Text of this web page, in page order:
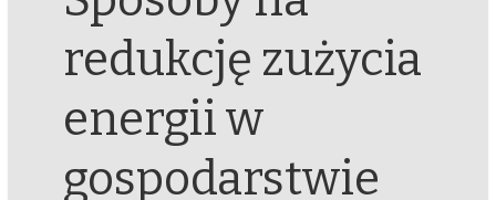
redukcję zużycia
energii w
gospodarstwie